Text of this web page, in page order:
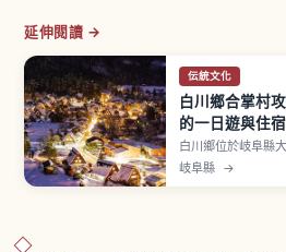
延伸閱讀 →
伝統文化
白川鄉合掌村
的一日遊與住宿
白川鄉位於岐阜縣
以「白川鄉・五箇
岐阜縣 →